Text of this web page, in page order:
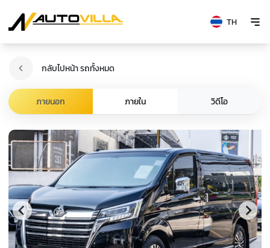
TH
กลับไปหน้า รถทั้งหมด
ภายนอก ภายใน วิดีโอ